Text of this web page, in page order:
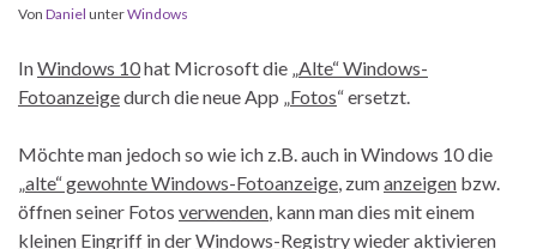
Von Daniel unterWindows
InWindows 10hat Microsoft die „Alte“ Windows-
Fotoanzeigedurch die neue App „Fotos“ ersetzt.
Möchte man jedoch so wie ich z.B. auch in Windows 10 die
„alte“ gewohnte Windows-Fotoanzeige, zumanzeigen bzw.
öffnen seiner Fotos verwenden, kann man dies mit einem
kleinen Eingriff in derWindows-Registrywiederaktivieren